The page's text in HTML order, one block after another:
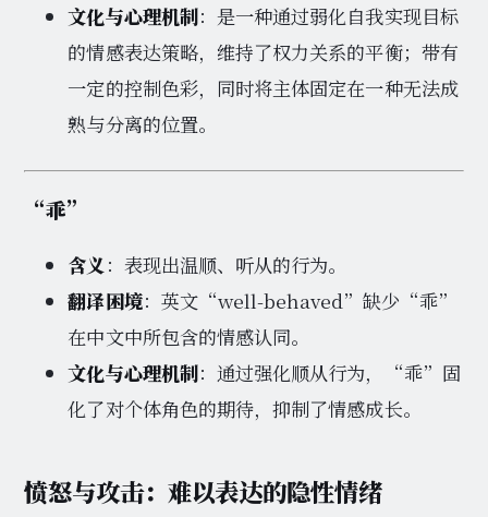
文化与心理机制：是一种通过弱化自我实现目标
的情感表达策略，维持了权力关系的平衡；带有
一定的控制色彩，同时将主体固定在一种无法成
熟与分离的位置。
“乖”
含义：表现出温顺、听从的行为。
翻译困境：英文“well-behaved”缺少“乖”
在中文中所包含的情感认同。
文化与心理机制：通过强化顺从行为，“乖”固
化了对个体角色的期待，抑制了情感成长。
愤怒与攻击：难以表达的隐性情绪